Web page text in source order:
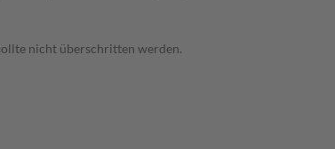
nicht überschritten werden.